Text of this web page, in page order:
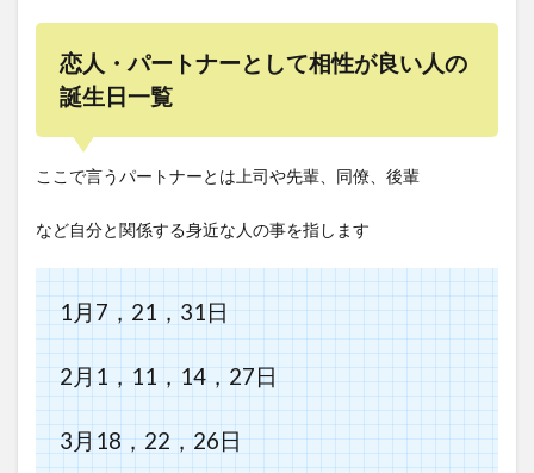
恋人・パートナーとして相性が良い人の
誕生日一覧
ここで言うパートナーとは上司や先輩、同僚、後輩
など自分と関係する身近な人の事を指します
1月7，21，31日
2月1，11，14，27日
3月18，22，26日